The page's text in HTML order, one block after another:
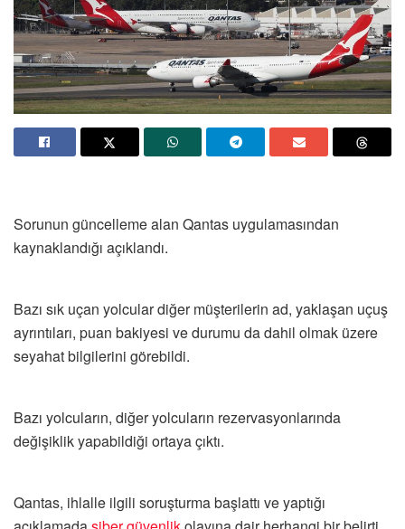
Sorunun güncelleme alan Qantas uygulamasından
kaynaklandığı açıklandı.
Bazı sık uçan yolcular diğer müşterilerin ad, yaklaşan uçuş
ayrıntıları, puan bakiyesi ve durumu da dahil olmak üzere
seyahat bilgilerini görebildi.
Bazı yolcuların, diğer yolcuların rezervasyonlarında
değişiklik yapabildiği ortaya çıktı.
Qantas, ihlalle ilgili soruşturma başlattı ve yaptığı